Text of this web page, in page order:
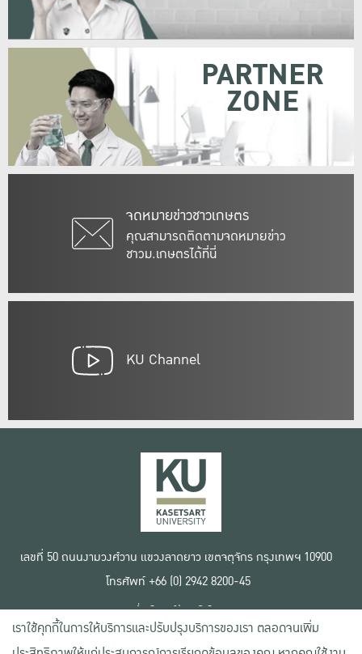
จดหมายข่าวชาวเกษตร
คุณสามารถติดตามจดหมายข่าว
ชาวม.เกษตรได้ที่นี่
PARTNER
ZONE
KU Channel
เลขที่ 50 ถนนงามวงศ์วาน แขวงลาดยาว เขตจตุจักร กรุงเทพฯ 10900
โทรศัพท์ +66 (0) 2942 8200-45
เงื่อนไขการใช้งานเว็บไซต์
ข้อตกลงด้านสิทธิ์ใช้งาน
นโยบายความเป็นส่วนตัว
เราใช้คุกกี้ในการให้บริการและปรับปรุงบริการของเรา ตลอดจนเพิ่ม